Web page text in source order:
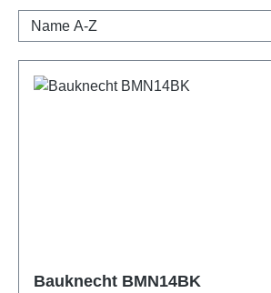
Bauknecht BMN14BK